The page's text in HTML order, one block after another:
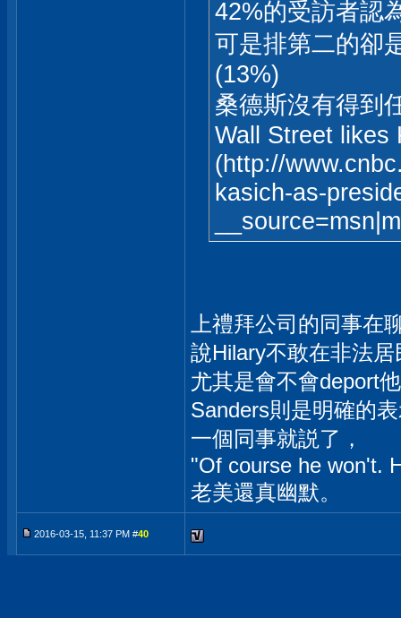
42%的受訪者認
可是排第二的卻
(13%)
桑德斯沒有得到
Wall Street likes
(http://
kasich-as-
上禮拜公司的同事在
說Hilary不敢在非法
尤其是會不會deport
Sanders則是明確的
一個同事就説了，
"Of course he won't.
老美還真幽默。
2016-03-15, 11:37 PM #40